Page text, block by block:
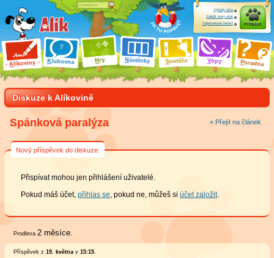
Alíkoviny Klubovna Hry Nástěnky Soutěže Vtipy Poradna
Výhody účtu
Založit nový účet
Zapomenuté heslo?
Přihlásit
Diskuze k Alíkovině
« Přejít na článek
Spánková paralýza
Nový příspěvek do diskuze:
Přispívat mohou jen přihlášení uživatelé.
Pokud máš účet, přihlas se, pokud ne, můžeš si účet založit.
Prodleva 2 měsíce.
Příspěvek z 19. květnav 15:15.